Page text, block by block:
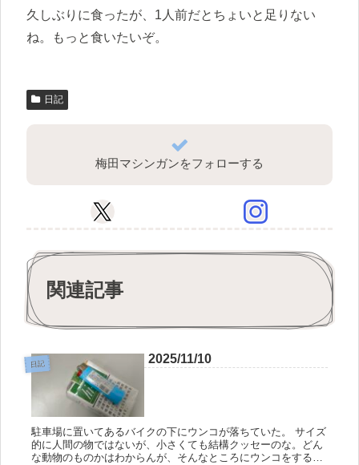
久しぶりに食ったが、1人前だとちょいと足りない
ね。もっと食いたいぞ。
日記
梅田マシンガンをフォローする
関連記事
日記 2025/11/10
駐車場に置いてあるバイクの下にウンコが落ちていた。 サイズ
的に人間の物ではないが、小さくても結構クッセーのな。どん
な動物のものかはわからんが、そんなところにウンコをするな